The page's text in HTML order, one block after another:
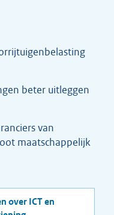
beter uitleggen
van
maatschappelijk
over ICT en